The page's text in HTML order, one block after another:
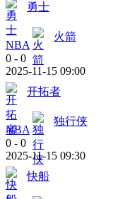
勇士
NBA
火箭
0 - 0
2025-11-15 09:00
开拓者
NBA
独行侠
0 - 0
2025-11-15 09:30
快船